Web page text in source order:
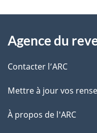
l
s
l
a
o
t
r
e
é
t
propos
de
ce
site
Agence du
Contacter l’ARC
Mettre à jour vos
À propos de l'ARC